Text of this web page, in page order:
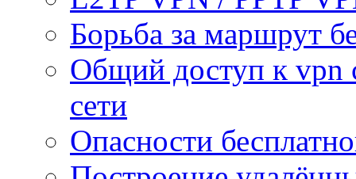
Борьба за маршрут
Общий доступ к vpn
сети
Опасности